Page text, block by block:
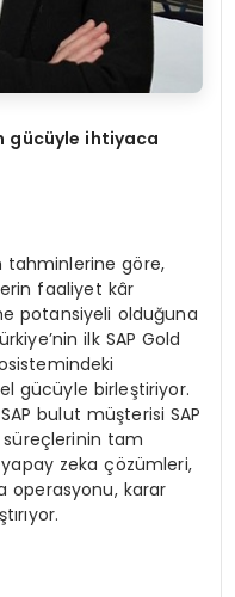
gücüyle ihtiyaca
tahminlerine göre,
faaliyet kâr
potansiyeli olduğuna
ilk SAP Gold
gücüyle birleştiriyor.
bulut müşterisi SAP
süreçlerinin tam
zeka çözümleri,
operasyonu, karar